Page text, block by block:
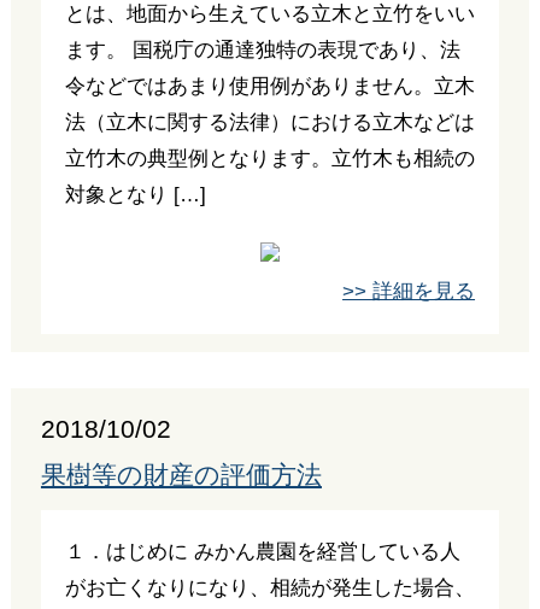
とは、地面から生えている立木と立竹をいい
ます。 国税庁の通達独特の表現であり、法
令などではあまり使用例がありません。立木
法（立木に関する法律）における立木などは
立竹木の典型例となります。立竹木も相続の
対象となり […]
>> 詳細を見る
2018/10/02
果樹等の財産の評価方法
１．はじめに みかん農園を経営している人
がお亡くなりになり、相続が発生した場合、